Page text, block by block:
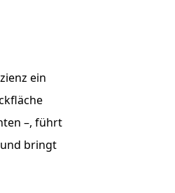
ein
–, führt
bringt